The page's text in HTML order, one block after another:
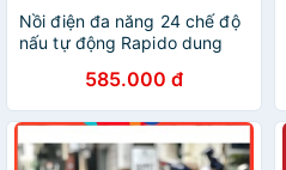
Nồi điện đa năng 24 chế độ
nấu tự động Rapido dung
hãng, bảo hành 12 tháng
585.000 đ